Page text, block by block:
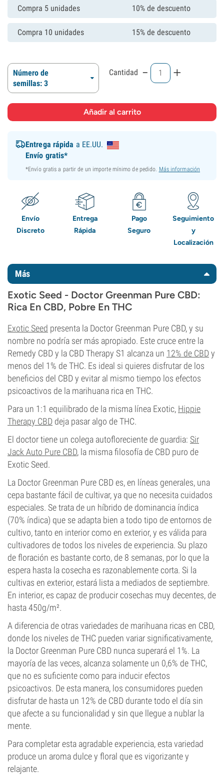
Compra 5 unidades 10% de descuento
Compra 10 unidades 15% de descuento
Número de
semillas: 3
Cantidad - +
Entrega rápida a EE.UU.
Envío gratis*
*Envío gratis a partir de un importe mínimo de pedido. Más información
Envío
Discreto
Entrega
Rápida
Pago
Seguro
Seguimiento
y
Localización
Más
Exotic Seed - Doctor Greenman Pure CBD:
Rica En CBD, Pobre En THC
Exotic Seed presenta la Doctor Greenman Pure CBD, y su
nombre no podría ser más apropiado. Este cruce entre la
Remedy CBD y la CBD Therapy S1 alcanza un 12% de CBD y
menos del 1% de THC. Es ideal si quieres disfrutar de los
beneficios del CBD y evitar al mismo tiempo los efectos
psicoactivos de la marihuana rica en THC.
Para un 1:1 equilibrado de la misma línea Exotic, Hippie
Therapy CBD deja pasar algo de THC.
El doctor tiene un colega autofloreciente de guardia: Sir
Jack Auto Pure CBD, la misma filosofía de CBD puro de
Exotic Seed.
La Doctor Greenman Pure CBD es, en líneas generales, una
cepa bastante fácil de cultivar, ya que no necesita cuidados
especiales. Se trata de un híbrido de dominancia índica
(70% índica) que se adapta bien a todo tipo de entornos de
cultivo, tanto en interior como en exterior, y es válida para
cultivadores de todos los niveles de experiencia. Su plazo
de floración es bastante corto, de 8 semanas, por lo que la
espera hasta la cosecha es razonablemente corta. Si la
cultivas en exterior, estará lista a mediados de septiembre.
En interior, es capaz de producir cosechas muy decentes, de
hasta 450g/m².
A diferencia de otras variedades de marihuana ricas en CBD,
donde los niveles de THC pueden variar significativamente,
la Doctor Greenman Pure CBD nunca superará el 1%. La
mayoría de las veces, alcanza solamente un 0,6% de THC,
que no es suficiente como para inducir efectos
psicoactivos. De esta manera, los consumidores pueden
disfrutar de hasta un 12% de CBD durante todo el día sin
que afecte a su funcionalidad y sin que llegue a nublar la
mente.
Para completar esta agradable experiencia, esta variedad
produce un aroma dulce y floral que es vigorizante y
relajante.